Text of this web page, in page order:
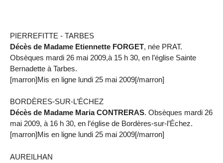
PIERREFITTE - TARBES
Décès de Madame Etiennette FORGET, née PRAT.
Obsèques mardi 26 mai 2009,à 15 h 30, en l’église Sainte
Bernadette à Tarbes.
[marron]Mis en ligne lundi 25 mai 2009[/marron]
BORDÈRES-SUR-L’ÉCHEZ
Décès de Madame Maria CONTRERAS. Obsèques mardi 26
mai 2009, à 16 h 30, en l’église de Bordères-sur-l’Échez.
[marron]Mis en ligne lundi 25 mai 2009[/marron]
AUREILHAN